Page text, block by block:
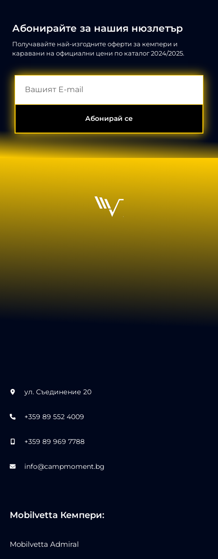
Абонирайте за нашия нюзлетър
Получавайте най-изгодните оферти за кемпери и
каравани на официални цени по каталог 2024/2025.
Абонирай се
ул. Съединение 20
+359 89 552 4009
+359 89 969 7788
info@campmoment.bg
Mobilvetta Кемпери:
Mobilvetta Admiral